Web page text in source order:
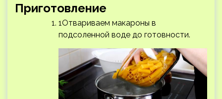
Приготовление
1Отвариваем макароны в
подсоленной воде до готовности.